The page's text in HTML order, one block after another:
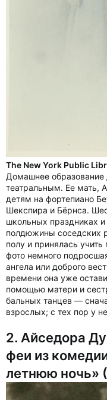
The New York Public
Домашнее образование
театральным. Ее мать,
детям на фортепиано
Шекспира и Бёрнса.
школьных праздниках
полдюжины соседских
полу и принялась
фото немного
ангела или доброго
времени она уже
помощью матери и
бальных танцев —
взрослых; с тех пор у
2. Айседора
феи из
летнюю ночь»